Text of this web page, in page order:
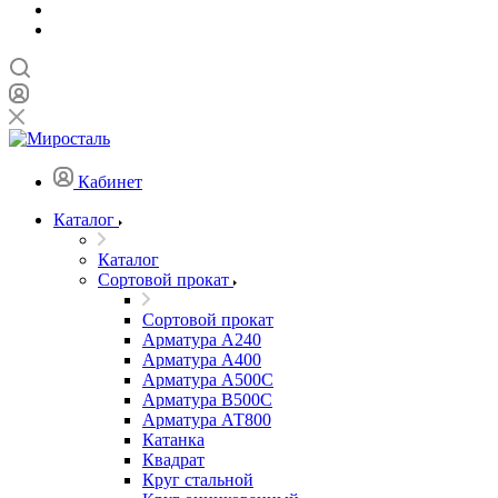
Кабинет
Каталог
Каталог
Сортовой прокат
Сортовой прокат
Арматура А240
Арматура А400
Арматура А500C
Арматура В500С
Арматура АТ800
Катанка
Квадрат
Круг стальной